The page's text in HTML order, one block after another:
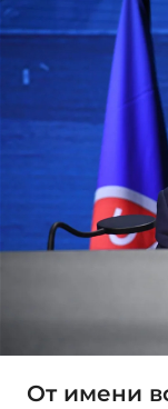
От имени